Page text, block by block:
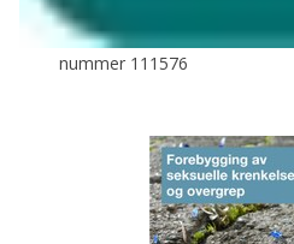
nummer 111576